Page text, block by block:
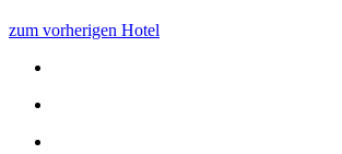
zum vorherigen Hotel